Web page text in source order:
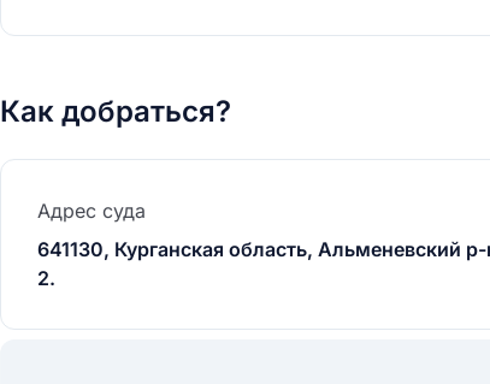
Как добраться?
Адрес суда
641130, Курганская область, Альменевский
2.